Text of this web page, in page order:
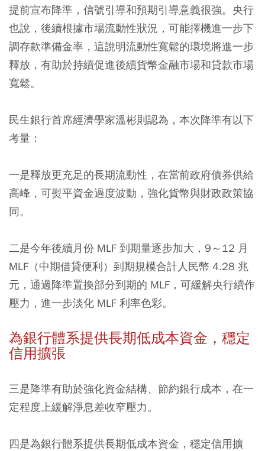
提前宣布降準，信號引導和預期引導意義很強。央行
也說，後續根據市場流動性狀況，可能擇機進一步下
調存款準備金率，這說明流動性寬鬆的環境將進一步
釋放，有助於持續促進後續貨幣金融市場和貸款市場
寬鬆。
民生銀行首席經濟學家溫彬則認為，本次降準有以下
考量：
一是釋放更充足的長期流動性，在當前政府債券供給
高峰，可熨平資金過度波動，強化貨幣與財政政策協
同。
二是今年後續月份 MLF 到期量逐步加大，9～12 月
MLF（中期借貸便利）到期規模合計人民幣 4.28 兆
元，通過降準置換部分到期的 MLF，可緩解央行續作
壓力，進一步淡化 MLF 利率色彩。
為銀行體系提供長期低成本資金，穩定
信用擴張
三是降準有助於強化資金結構、節約銀行成本，在一
定程度上緩解淨息差收窄壓力。
四是為銀行體系提供長期低成本資金，穩定信用擴